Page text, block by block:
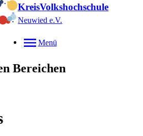
KreisVolkshochschule
Neuwied e.V.
Menü
Bereichen